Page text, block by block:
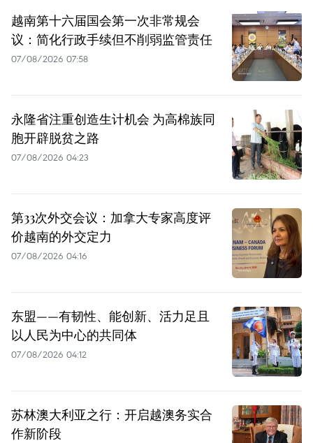
越南第十六届国会第一次非常规会
议：简化行政手续但不削弱监管责任
07/08/2026 07:58
永隆省注重创造生计机会 为高棉族同
胞开辟脱贫之路
07/08/2026 04:23
第33次外交会议：加拿大专家高度评
价越南的外交定力
07/08/2026 04:16
东盟——有韧性、能创新、活力足且
以人民为中心的共同体
07/08/2026 04:12
苏林澳大利亚之行：开启越澳务实合
作新阶段